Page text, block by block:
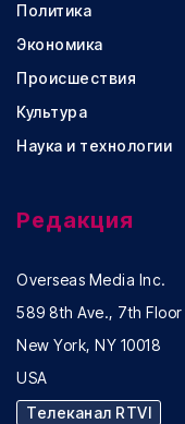
Политика
Экономика
Происшествия
Культура
Наука и технологии
Редакция
Overseas Media Inc.
589 8th Ave., 7th Floor
New York, NY 10018
USA
Телеканал RTVI